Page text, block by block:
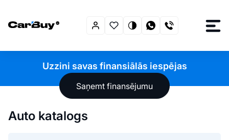
Uzzini savas finansiālās iespējas
Saņemt finansējumu
Auto katalogs